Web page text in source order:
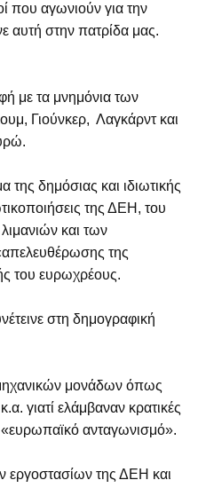
που αγωνιούν για την
αυτή στην πατρίδα μας.
με τα μνημόνια των
Γιούνκερ, Λαγκάρντ και
της δημόσιας και ιδιωτικής
της ΔΕΗ, του
και των
της
του ευρωχρέους.
στη δημογραφική
μονάδων όπως
γιατί ελάμβαναν κρατικές
ανταγωνισμό».
εργοστασίων της ΔΕΗ και